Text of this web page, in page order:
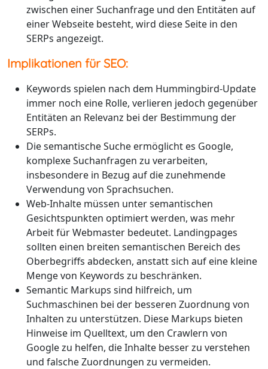
zwischen einer Suchanfrage und den Entitäten auf
einer Webseite besteht, wird diese Seite in den
SERPs angezeigt.
Implikationen für SEO:
Keywords spielen nach dem Hummingbird-Update
immer noch eine Rolle, verlieren jedoch gegenüber
Entitäten an Relevanz bei der Bestimmung der
SERPs.
Die semantische Suche ermöglicht es Google,
komplexe Suchanfragen zu verarbeiten,
insbesondere in Bezug auf die zunehmende
Verwendung von Sprachsuchen.
Web-Inhalte müssen unter semantischen
Gesichtspunkten optimiert werden, was mehr
Arbeit für Webmaster bedeutet. Landingpages
sollten einen breiten semantischen Bereich des
Oberbegriffs abdecken, anstatt sich auf eine kleine
Menge von Keywords zu beschränken.
Semantic Markups sind hilfreich, um
Suchmaschinen bei der besseren Zuordnung von
Inhalten zu unterstützen. Diese Markups bieten
Hinweise im Quelltext, um den Crawlern von
Google zu helfen, die Inhalte besser zu verstehen
und falsche Zuordnungen zu vermeiden.